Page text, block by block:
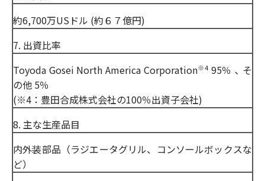
約6,700万USドル (約６７億円)
7. 出資比率
Toyoda Gosei North America Corporation※4 95％ ､ そ
の他 5％
(※4：豊田合成株式会社の100％出資子会社)
8. 主な生産品目
内外装部品（ラジエータグリル、コンソールボックスな
ど）